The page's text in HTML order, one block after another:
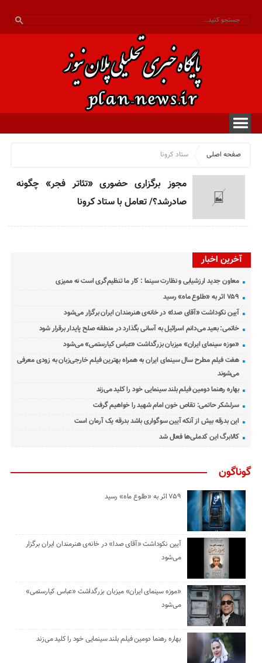
صفحه اصلی ستاد کرونا
مجوز برگزاری حضوری «تئاتر فجر» چگونه
صادرشد؟/ تعامل با ستاد کرونا
آخرین اخبار
معاون جدید ارزشیابی و نظارت سینما : کار ما تنظیم‌گری است نه ممیزی
۷۵۹ اثر به «طلوع ماه» رسید
آیین نکوداشت «آقای صدا» در خانه‌ی هنرمندان ایران برگزار می‌شود
خاتمی: بعید می‌دانم اسرائیل به آسانی بگذارد در منطقه صلح پایدار برقرار شود
«موزه سینمای ایران» میزبان بزرگداشت «عباس کیارستمی» می‌شود
هفت فیلم مطرح سال سینمای ایران به همراه بهترین فیلم خارجی‌زبان به زودی معرفی
می‌شوند
بهاره رهنما دومین فیلم بلند سینمایی خود را کلید می‌زند
سرلشکر حاتمی: تقاص خون امام شهید را خواهیم گرفت
این بدرقه بیش از آنکه آیین سوگواری باشد بدرقه یک آرمان است
کالابرگ این کدملی‌ها فعال شد
گوناگون
۷۵۹ اثر به «طلوع ماه» رسید
آیین نکوداشت «آقای صدا» در خانه‌ی هنرمندان ایران برگزار
می‌شود
«موزه سینمای ایران» میزبان بزرگداشت «عباس کیارستمی»
می‌شود
بهاره رهنما دومین فیلم بلند سینمایی خود را کلید می‌زند